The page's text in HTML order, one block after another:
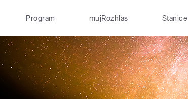
Program mujRozhlas Stanice